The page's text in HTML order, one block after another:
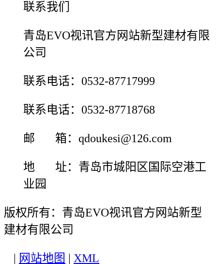
联系我们
青岛EVO视讯官方网站新型建材有限
公司
联系电话：0532-87717999
联系电话：0532-87718768
邮 箱：qdoukesi@126.com
地 址：青岛市城阳区国际空港工
业园
版权所有：青岛EVO视讯官方网站新型
建材有限公司
网站地图 XML